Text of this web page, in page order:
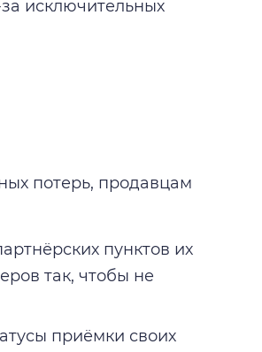
исключительных
потерь, продавцам
пунктов их
так, чтобы не
приёмки своих